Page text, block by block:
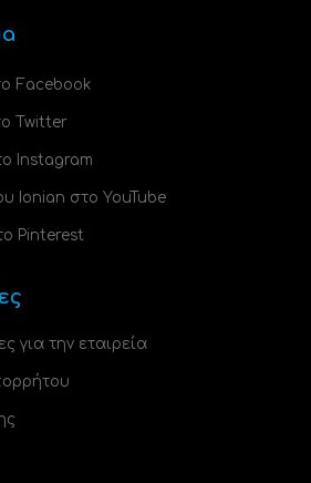
Facebook
Twitter
Instagram
Ionian στο YouTube
Pinterest
για την εταιρεία